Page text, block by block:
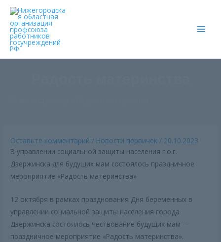
Оставьте комментарий / Новости первичек / 20.10.2023
В управлении социальной защиты населения г.о.г.
Дзержинска для будущих мам состоялось праздничное
мероприятие «Радость материнства»
12 октября в рамках празднования Дня беременных в
управлении социальной защиты населения города
Дзержинска состоялось чествование будущих мам —
праздничное мероприятие «Радость материнства».